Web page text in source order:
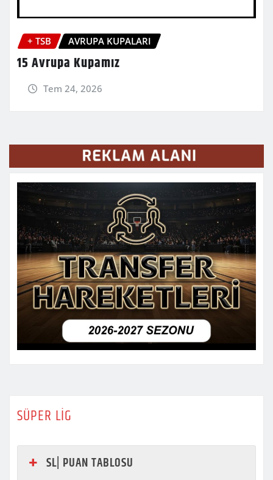
+ TSB AVRUPA KUPALARI
15 Avrupa Kupamız
Tem 24, 2026
SÜPER LİG
SL| PUAN TABLOSU